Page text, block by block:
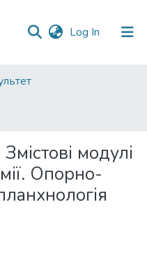
Log In (current)
модулі
Опорно-